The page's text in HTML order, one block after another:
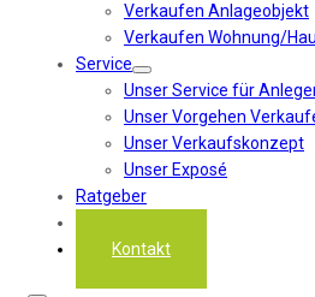
Verkaufen Anlageobjekt
Verkaufen Wohnung/
Service
Unser Service für
Unser Vorgehen
Unser Verkaufskonzept
Unser Exposé
Ratgeber
Kontakt